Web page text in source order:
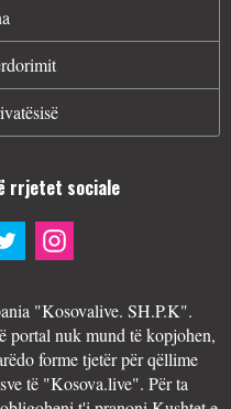
rrjetet sociale
"Kosovalive. SH.P.K".
portal nuk mund të kopjohen,
forme tjetër për qëllime
të "Kosova.live". Për ta